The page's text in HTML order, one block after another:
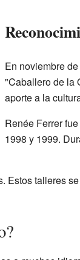
En noviembre
"Caballero de la
aporte a la
Renée Ferrer
1998 y 1999.
Estos talleres